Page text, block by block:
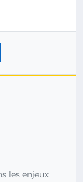
les enjeux